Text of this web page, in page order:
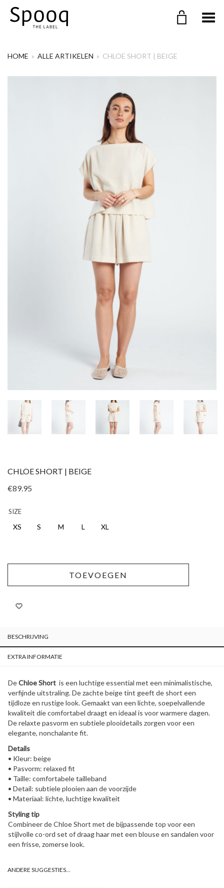
Menu in-/uitklappen
HOME » ALLE ARTIKELEN » CHLOE SHORT | BEIGE
CHLOE SHORT | BEIGE
€89.95
SIZE
XS S M L XL
TOEVOEGEN
BESCHRIJVING
EXTRA INFORMATIE
DeChloe Short is een luchtige essential met een minimalistische,
verfijnde uitstraling. De zachte beige tint geeft de short een
tijdloze en rustige look. Gemaakt van een lichte, soepelvallende
kwaliteit die comfortabel draagt en ideaal is voor warmere dagen.
De relaxte pasvorm en subtiele plooidetails zorgen voor een
elegante, nonchalante fit.
Details
• Kleur: beige
• Pasvorm: relaxed fit
• Taille: comfortabele tailleband
• Detail: subtiele plooien aan de voorzijde
• Materiaal: lichte, luchtige kwaliteit
Styling tip
Combineer de Chloe Short met de bijpassende top voor een
stijlvolle co-ord set of draag haar met een blouse en sandalen voor
een frisse, zomerse look.
ANDERE SUGGESTIES…